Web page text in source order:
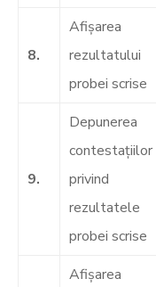
8.
Afişarea
rezultatului
probei scrise
9.
Depunerea
contestaţiilor
privind
rezultatele
probei scrise
Afişarea